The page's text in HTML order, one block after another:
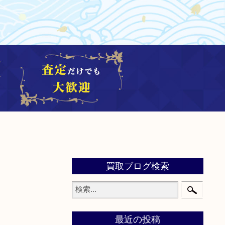
買取ブログ検索
最近の投稿